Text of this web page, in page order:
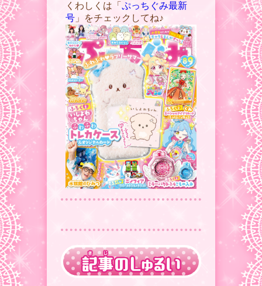
くわしくは「 ぷっちぐみ最新
号 」をチェックしてね♪